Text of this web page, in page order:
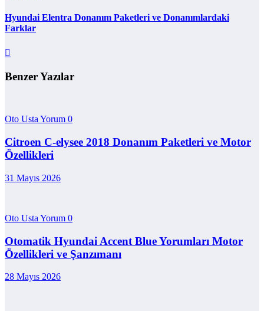
Hyundai Elentra Donanım Paketleri ve Donanımlardaki
Farklar
Benzer Yazılar
Oto Usta Yorum 0
Citroen C-elysee 2018 Donanım Paketleri ve Motor
Özellikleri
31 Mayıs 2026
Oto Usta Yorum 0
Otomatik Hyundai Accent Blue Yorumları Motor
Özellikleri ve Şanzımanı
28 Mayıs 2026